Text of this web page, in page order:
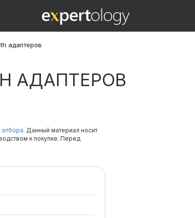
адаптеров
АДАПТЕРОВ
отбора. Данный материал носит
к покупке. Перед